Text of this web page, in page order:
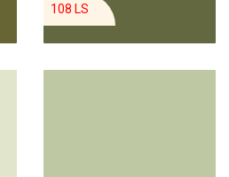
108 LS